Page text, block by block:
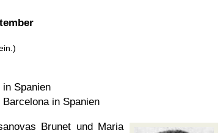
Spanien
in Spanien
Brunet und Maria